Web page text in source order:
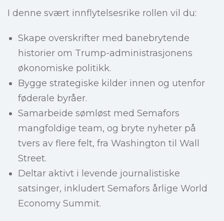
I denne svært innflytelsesrike rollen vil du:
Skape overskrifter med banebrytende
historier om Trump-administrasjonens
økonomiske politikk.
Bygge strategiske kilder innen og utenfor
føderale byråer.
Samarbeide sømløst med Semafors
mangfoldige team, og bryte nyheter på
tvers av flere felt, fra Washington til Wall
Street.
Deltar aktivt i levende journalistiske
satsinger, inkludert Semafors årlige World
Economy Summit.